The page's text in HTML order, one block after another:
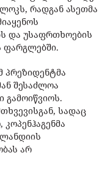
რადგან ასეთმა
და უსაფრთხოების
ფარგლებში.
პრეზიდენტმა
შესაძლოა
გამოიწვიოს.
სადაც
არ